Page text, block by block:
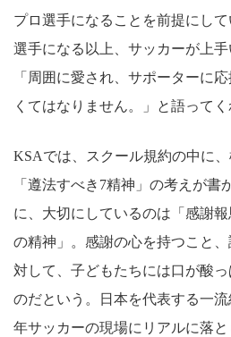
プロ選手になることを前提にし
選手になる以上、サッカーが上手
「周囲に愛され、サポーターに
くてはなりません。」と語ってく
KSAでは、スクール規約の中に
「遵法すべき7精神」の考えが書
に、大切にしているのは「感謝
の精神」。感謝の心を持つこと
対して、子どもたちには口が酸
のだという。日本を代表する一
年サッカーの現場にリアルに落